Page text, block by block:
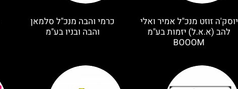
יוסק'ה זוזט מנכ"ל אמיר ואלי
להב (א.א.ל) יזמות בע"מ
BOOOM
כרמי והבה מנכ"ל סלמאן
והבה ובניו בע"מ